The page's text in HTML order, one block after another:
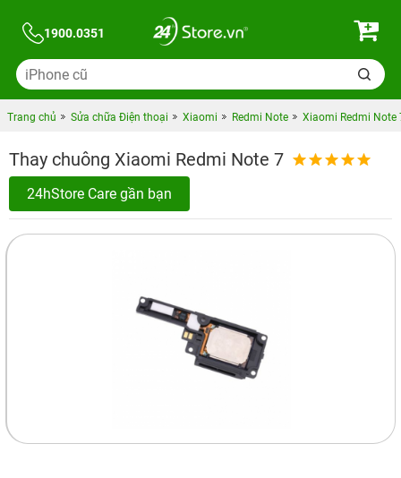
1900.0351
Trang chủ Sửa chữa Điện thoại Xiaomi Redmi Note Xiaomi Redmi Note
Thay chuông Xiaomi Redmi Note 7
24hStore Care gần bạn